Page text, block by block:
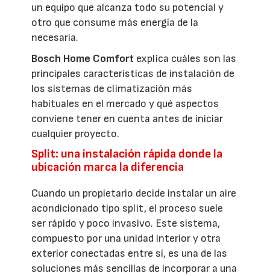
un equipo que alcanza todo su potencial y
otro que consume más energía de la
necesaria.
Bosch Home Comfort explica cuáles son las
principales características de instalación de
los sistemas de climatización más
habituales en el mercado y qué aspectos
conviene tener en cuenta antes de iniciar
cualquier proyecto.
Split: una instalación rápida donde la
ubicación marca la diferencia
Cuando un propietario decide instalar un aire
acondicionado tipo split, el proceso suele
ser rápido y poco invasivo. Este sistema,
compuesto por una unidad interior y otra
exterior conectadas entre sí, es una de las
soluciones más sencillas de incorporar a una